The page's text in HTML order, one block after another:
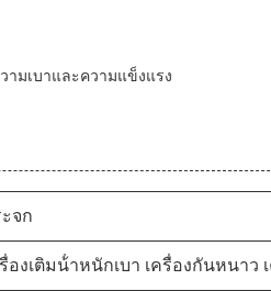
มเบาและความแข็งแรง
จก
องเติมน้ําหนักเบา เครื่องกันหนาว